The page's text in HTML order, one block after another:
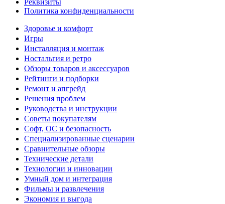
Реквизиты
Политика конфиденциальности
Здоровье и комфорт
Игры
Инсталляция и монтаж
Ностальгия и ретро
Обзоры товаров и аксессуаров
Рейтинги и подборки
Ремонт и апгрейд
Решения проблем
Руководства и инструкции
Советы покупателям
Софт, ОС и безопасность
Специализированные сценарии
Сравнительные обзоры
Технические детали
Технологии и инновации
Умный дом и интеграция
Фильмы и развлечения
Экономия и выгода